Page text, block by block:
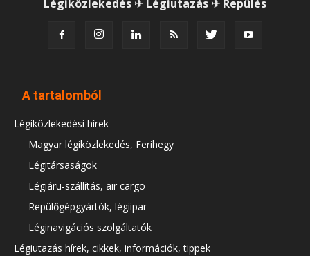
Légiközlekedés ✈ Légiutazás ✈ Repülés
A tartalomból
Légiközlekedési hírek
Magyar légiközlekedés, Ferihegy
Légitársaságok
Légiáru-szállítás, air cargo
Repülőgépgyártók, légiipar
Léginavigációs szolgáltatók
Légiutazás hírek, cikkek, információk, tippek